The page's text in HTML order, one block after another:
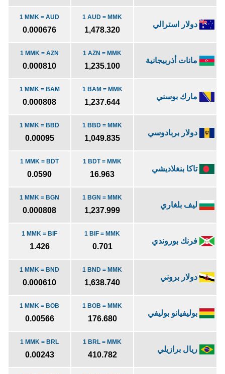
دولار استرالي
1 AUD = MMK
1,478.320
1 MMK = AUD
0.000676
مانات أذربيجانية
1 AZN = MMK
1,235.100
1 MMK = AZN
0.000810
مارك بوسني
1 BAM = MMK
1,237.644
1 MMK = BAM
0.000808
دولار بربادوسي
1 BBD = MMK
1,049.835
1 MMK = BBD
0.00095
تاكا بنغلاديشي
1 BDT = MMK
16.963
1 MMK = BDT
0.0590
ليف بلغاري
1 BGN = MMK
1,237.999
1 MMK = BGN
0.000808
فرنك بوروندي
1 BIF = MMK
0.701
1 MMK = BIF
1.426
دولار بروني
1 BND = MMK
1,638.740
1 MMK = BND
0.000610
بوليفيانو بوليفي
1 BOB = MMK
176.680
1 MMK = BOB
0.00566
ريال برازيلي
1 BRL = MMK
410.782
1 MMK = BRL
0.00243